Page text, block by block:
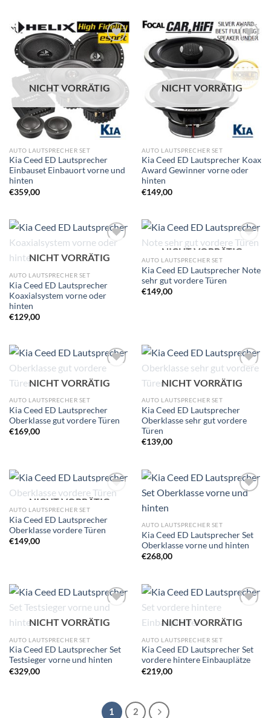
Zu
Wunschliste
hinzufügen
NICHT VORRÄTIG
AUTO LAUTSPRECHER SET
Kia Ceed ED Lautsprecher
Einbauset Einbauort vorne und
hinten
€359,00
Zu
Wunschliste
hinzufügen
NICHT VORRÄTIG
AUTO LAUTSPRECHER SET
Kia Ceed ED Lautsprecher Koax
Award Gewinner vorne oder
hinten
€149,00
Wunschliste
NICHT VORRÄTIG
AUTO LAUTSPRECHER SET
Kia Ceed ED Lautsprecher
Koaxialsystem vorne oder
hinten
€129,00
Zu
Wunschliste
hinzufügen
NICHT VORRÄTIG
AUTO LAUTSPRECHER SET
Kia Ceed ED Lautsprecher Note
sehr gut vordere Türen
€149,00
Wunschliste
NICHT VORRÄTIG
AUTO LAUTSPRECHER SET
Kia Ceed ED Lautsprecher
Oberklasse gut vordere Türen
€169,00
Wunschliste
NICHT VORRÄTIG
AUTO LAUTSPRECHER SET
Kia Ceed ED Lautsprecher
Oberklasse sehr gut vordere
Türen
€139,00
Zu
Wunschliste
hinzufügen
NICHT VORRÄTIG
AUTO LAUTSPRECHER SET
Kia Ceed ED Lautsprecher
Oberklasse vordere Türen
€149,00
AUTO LAUTSPRECHER SET
Kia Ceed ED Lautsprecher Set
Oberklasse vorne und hinten
€268,00
Wunschliste
NICHT VORRÄTIG
AUTO LAUTSPRECHER SET
Kia Ceed ED Lautsprecher Set
Testsieger vorne und hinten
€329,00
Wunschliste
NICHT VORRÄTIG
AUTO LAUTSPRECHER SET
Kia Ceed ED Lautsprecher Set
vordere hintere Einbauplätze
€219,00
1 2